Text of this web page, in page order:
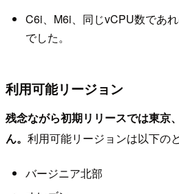
C6i、M6i、同じvCPU数であ
でした。
利用可能リージョン
残念ながら初期リリースでは東京
ん。 利用可能リージョンは以下の
バージニア北部